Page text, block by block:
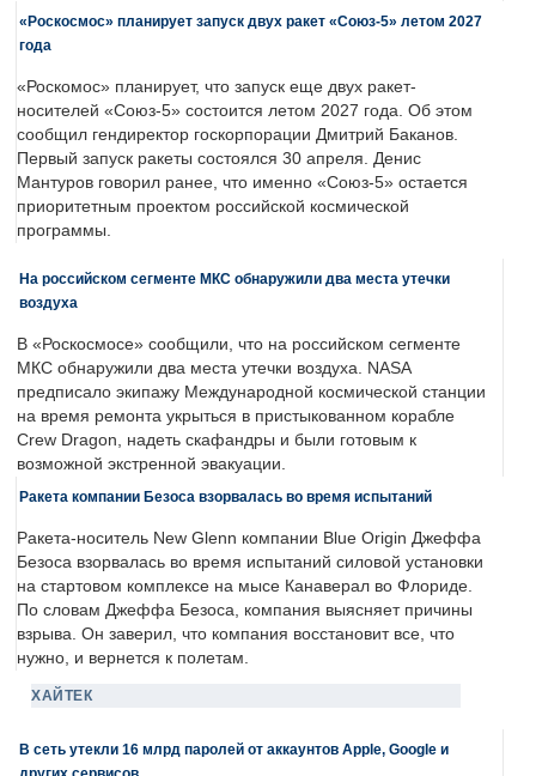
«Роскосмос» планирует запуск двух ракет «Союз-5» летом 2027
года
«Роскомос» планирует, что запуск еще двух ракет-
носителей «Союз-5» состоится летом 2027 года. Об этом
сообщил гендиректор госкорпорации Дмитрий Баканов.
Первый запуск ракеты состоялся 30 апреля. Денис
Мантуров говорил ранее, что именно «Союз-5» остается
приоритетным проектом российской космической
программы.
На российском сегменте МКС обнаружили два места утечки
воздуха
В «Роскосмосе» сообщили, что на российском сегменте
МКС обнаружили два места утечки воздуха. NASA
предписало экипажу Международной космической станции
на время ремонта укрыться в пристыкованном корабле
Crew Dragon, надеть скафандры и были готовым к
возможной экстренной эвакуации.
Ракета компании Безоса взорвалась во время испытаний
Ракета-носитель New Glenn компании Blue Origin Джеффа
Безоса взорвалась во время испытаний силовой установки
на стартовом комплексе на мысе Канаверал во Флориде.
По словам Джеффа Безоса, компания выясняет причины
взрыва. Он заверил, что компания восстановит все, что
нужно, и вернется к полетам.
ХАЙТЕК
В сеть утекли 16 млрд паролей от аккаунтов Apple, Google и